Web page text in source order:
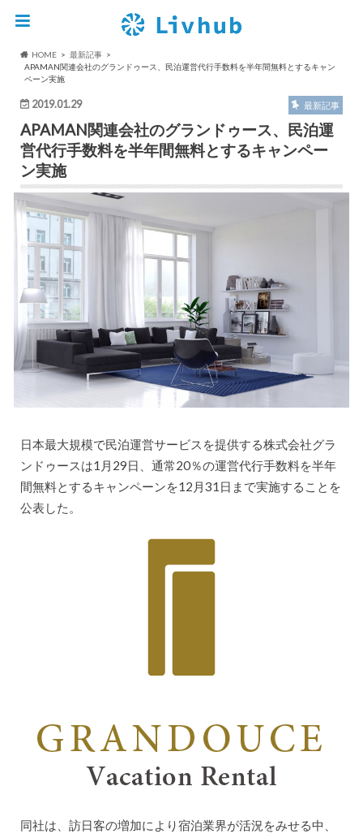
HOME
最新記事
APAMAN関連会社のグランドゥース、民泊運営代行手数料を半年間無料とするキャン
ペーン実施
2019.01.29 最新記事
APAMAN関連会社のグランドゥース、民泊運
営代行手数料を半年間無料とするキャンペー
ン実施
日本最大規模で民泊運営サービスを提供する株式会社グラ
ンドゥースは1月29日、通常20％の運営代行手数料を半年
間無料とするキャンペーンを12月31日まで実施することを
公表した。
同社は、訪日客の増加により宿泊業界が活況をみせる中、